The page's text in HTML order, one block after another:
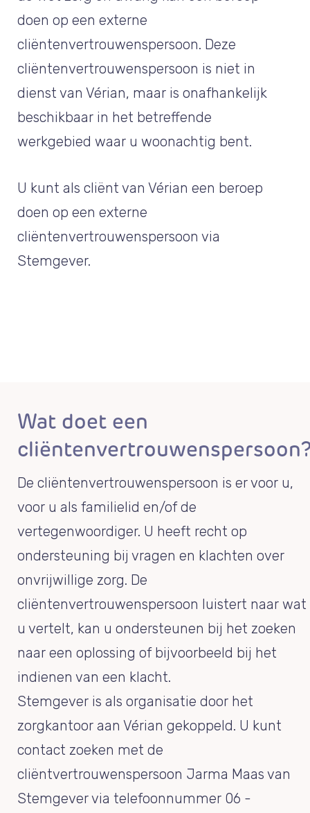
doen op een externe
cliëntenvertrouwenspersoon. Deze
cliëntenvertrouwenspersoon is niet in
dienst van Vérian, maar is onafhankelijk
beschikbaar in het betreffende
werkgebied waar u woonachtig bent.
U kunt als cliënt van Vérian een beroep
doen op een externe
cliëntenvertrouwenspersoon via
Stemgever.
Wat doet een
De cliëntenvertrouwenspersoon is er voor u,
voor u als familielid en/of de
vertegenwoordiger. U heeft recht op
ondersteuning bij vragen en klachten over
onvrijwillige zorg. De
cliëntenvertrouwenspersoon luistert naar wat
u vertelt, kan u ondersteunen bij het zoeken
naar een oplossing of bijvoorbeeld bij het
indienen van een klacht.
Stemgever is als organisatie door het
zorgkantoor aan Vérian gekoppeld. U kunt
contact zoeken met de
cliëntvertrouwenspersoon Jarma Maas van
Stemgever via telefoonnummer 06 -